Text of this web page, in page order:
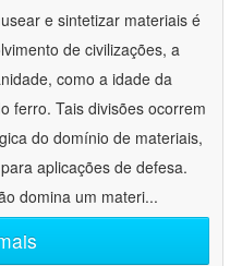
e sintetizar materiais é
de civilizações, a
como a idade da
ferro. Tais divisões ocorrem
do domínio de materiais,
aplicações de defesa.
domina um materi...